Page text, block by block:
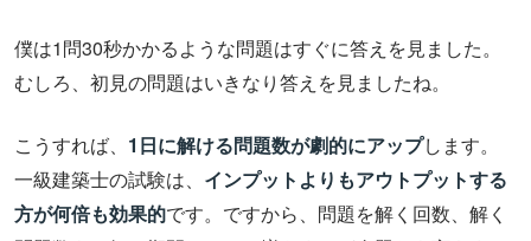
僕は1問30秒かかるような問題はすぐに答えを見ました。
むしろ、初見の問題はいきなり答えを見ましたね。
こうすれば、 1日に解ける問題数が劇的にアップします。
一級建築士の試験は、 インプットよりもアウトプットする
方が何倍も効果的です。ですから、問題を解く回数、解く